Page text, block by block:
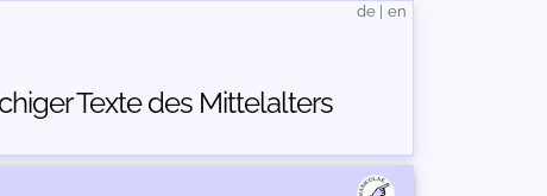
Texte des Mittelalters
de en